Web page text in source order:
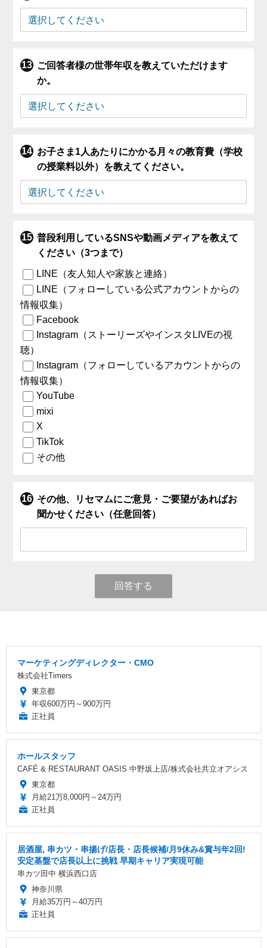
ご回答者様の世帯年収を教えていただけます
か。
お子さま1人あたりにかかる月々の教育費（学校
の授業料以外）を教えてください。
普段利用しているSNSや動画メディアを教えて
ください（3つまで）
LINE（友人知人や家族と連絡）
LINE（フォローしている公式アカウントからの
情報収集）
Facebook
Instagram（ストーリーズやインスタLIVEの視
聴）
Instagram（フォローしているアカウントからの
情報収集）
YouTube
mixi
X
TikTok
その他
その他、リセマムにご意見・ご要望があればお
聞かせください（任意回答）
回答する
マーケティングディレクター・CMO
株式会社Timers
東京都
年収600万円～900万円
正社員
ホールスタッフ
CAFÉ & RESTAURANT OASIS 中野坂上店/株式会社共立オアシス
東京都
月給21万8,000円～24万円
正社員
居酒屋, 串カツ・串揚げ/店長・店長候補/月9休み&賞与年2回!
安定基盤で店長以上に挑戦 早期キャリア実現可能
串カツ田中 横浜西口店
神奈川県
月給35万円～40万円
正社員